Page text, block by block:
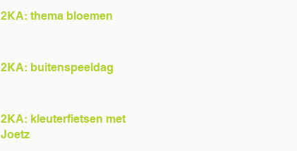
2KA: thema bloemen
2KA: buitenspeeldag
2KA: kleuterfietsen met
Joetz